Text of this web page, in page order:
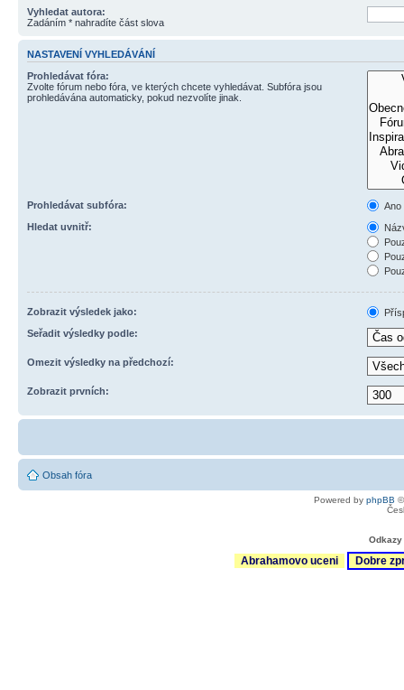
Vyhledat autora:
Zadáním * nahradíte část slova
NASTAVENÍ VYHLEDÁVÁNÍ
Prohledávat fóra:
Zvolte fórum nebo fóra, ve kterých chcete vyhledávat. Subfóra jsou
prohledávána automaticky, pokud nezvolíte jinak.
Prohledávat subfóra:
Ano
Hledat uvnitř:
Zobrazit výsledek jako:
Seřadit výsledky podle:
Omezit výsledky na předchozí:
Zobrazit prvních:
Obsah fóra
Powered by phpBB
Abrahamovo uceni Dobre